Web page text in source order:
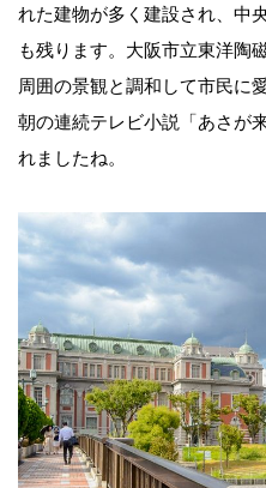
れた建物が多く建設され、中
も残ります。大阪市立東洋陶
周囲の景観と調和して市民に
朝の連続テレビ小説「あさが
れましたね。